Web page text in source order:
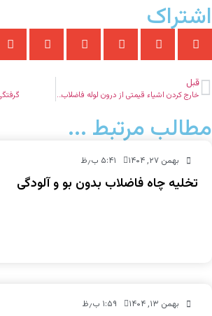
اشتراک
قبل
خارج کردن اشیاء قیمتی از درون لوله فاضلاب و توالت
مطالب مرتبط ...
بهمن ۲۷, ۱۴۰۴ ۵:۴۱ ب٫ظ
تخلیه چاه فاضلاب بدون بو و آلودگی
بهمن ۱۳, ۱۴۰۴ ۱:۵۹ ب٫ظ